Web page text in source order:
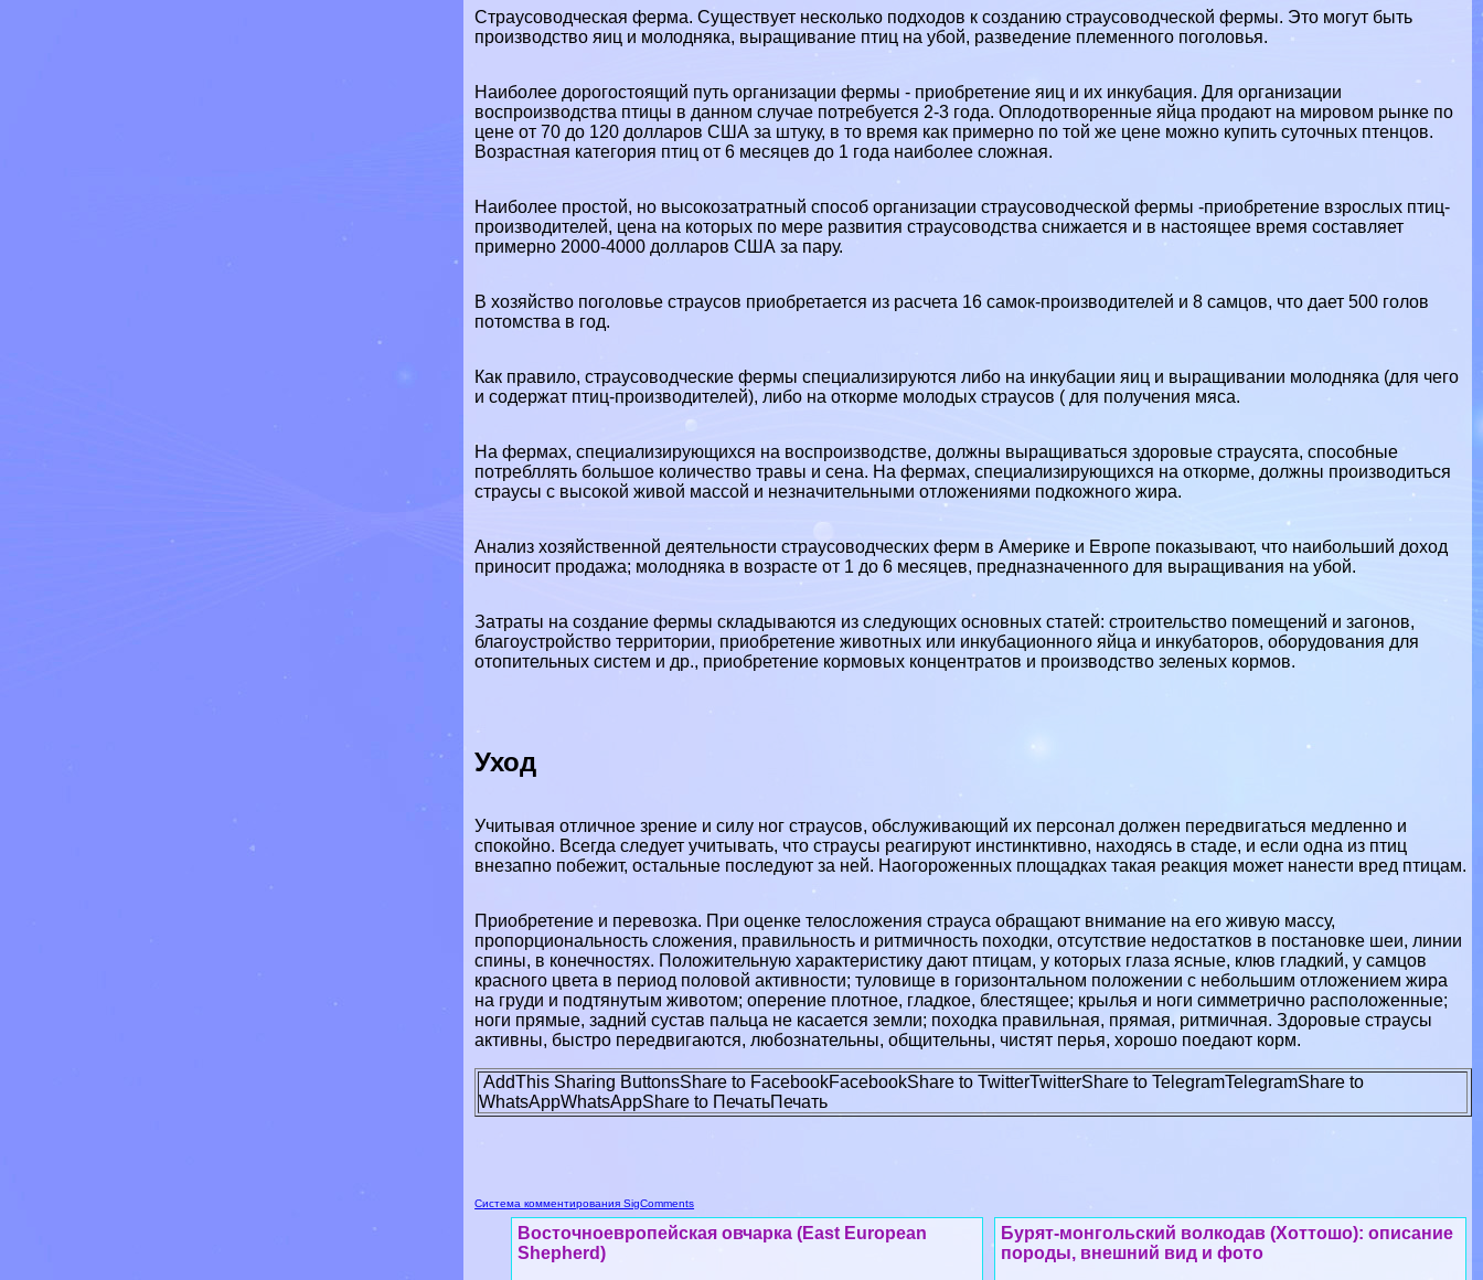
Страусоводческая ферма. Существует несколько подходов к созданию страусоводческой фермы. Это могут быть
производство яиц и молодняка, выращивание птиц на убой, разведение племенного поголовья.
Наиболее дорогостоящий путь организации фермы - приобретение яиц и их инкубация. Для организации
воспроизводства птицы в данном случае потребуется 2-3 года. Оплодотворенные яйца продают на мировом рынке по
цене от 70 до 120 долларов США за штуку, в то время как примерно по той же цене можно купить суточных птенцов.
Возрастная категория птиц от 6 месяцев до 1 года наиболее сложная.
Наиболее простой, но высокозатратный способ организации страусоводческой фермы -приобретение взрослых птиц-
производителей, цена на которых по мере развития страусоводства снижается и в настоящее время составляет
примерно 2000-4000 долларов США за пару.
В хозяйство поголовье страусов приобретается из расчета 16 самок-производителей и 8 самцов, что дает 500 голов
потомства в год.
Как правило, страусоводческие фермы специализируются либо на инкубации яиц и выращивании молодняка (для чего
и содержат птиц-производителей), либо на откорме молодых страусов ( для получения мяса.
На фермах, специализирующихся на воспроизводстве, должны выращиваться здоровые страусята, способные
потрeбллять большое количество травы и сена. На фермах, специализирующихся на откорме, должны производиться
страусы с высокой живой массой и незначительными отложениями подкожного жира.
Анализ хозяйственной деятельности страусоводческих ферм в Америке и Европе показывают, что наибольший доход
приносит продажа; молодняка в возрасте от 1 до 6 месяцев, предназначенного для выращивания на убой.
Затраты на создание фермы складываются из следующих основных статей: строительство помещений и загонов,
благоустройство территории, приобретение животных или инкубационного яйца и инкубаторов, оборудования для
отопительных систем и др., приобретение кормовых концентратов и производство зеленых кормов.
Уход
Учитывая отличное зрение и силу ног страусов, обслуживающий их персонал должен передвигаться медленно и
спокойно. Всегда следует учитывать, что страусы реагируют инстинктивно, находясь в стаде, и если одна из птиц
внезапно побежит, остальные последуют за ней. Наогороженных площадках такая реакция может нанести вред птицам.
Приобретение и перевозка. При оценке телосложения страуса обращают внимание на его живую массу,
пропорциональность сложения, правильность и ритмичность походки, отсутствие недостатков в постановке шеи, линии
спины, в конечностях. Положительную хаpaктеристику дают птицам, у которых глаза ясные, клюв гладкий, у самцов
красного цвета в период пoлoвoй активности; туловище в горизонтальном положении с небольшим отложением жира
на гpyди и подтянутым животом; оперение плотное, гладкое, блестящее; крылья и ноги симметрично расположенные;
ноги прямые, задний сустав пальца не касается земли; походка правильная, прямая, ритмичная. Здоровые страусы
активны, быстро передвигаются, любознательны, общительны, чистят перья, хорошо поедают корм.
AddThis Sharing ButtonsShare to FacebookFacebookShare to TwitterTwitterShare to TelegramTelegramShare to
WhatsAppWhatsAppShare to ПечатьПечать
Система комментирования SigComments
Бурят-монгольский волкодав (Хоттошо): описание
породы, внешний вид и фото
Восточноевропейская овчарка (East European
Shepherd)